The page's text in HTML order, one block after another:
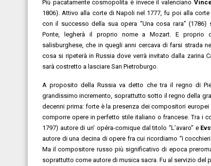
Più pacatamente cosmopolita è invece il valenciano
1806). Attivo alla corte di Napoli nel 1777, fu poi alla corte
con il successo della sua opera “Una cosa rara”
Ponte, legherà il proprio nome a Mozart. E proprio
salisburghese, che in quegli anni cercava di farsi strada
cosa si ripeterà in Russia dove verrà invitato dalla zarina
sarà costretto a lasciare San Pietroburgo.
A proposito della Russia va detto che tra il regno di
grandissimo incremento, soprattutto sotto il regno della
decenni prima: forte è la presenza dei compositori
comporre opere in perfetto stile italiano o francese. Tra i
1797) autore di un’ opéra-comique dal titolo “L’avaro” e
autore di una decina di opere fra cui ricordiamo “I
Ma il compositore russo più significativo di epoca
soprattutto come autore di musica sacra. Fu al servizio del